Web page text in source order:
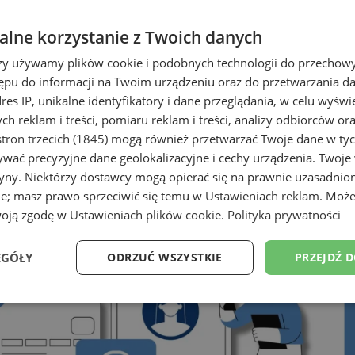
korzystanie z Twoich danych
używamy plików cookie i podobnych technologii do
do informacji na Twoim urządzeniu oraz do przetwarzania
IP, unikalne identyfikatory i dane przeglądania, w celu
reklam i treści, pomiaru reklam i treści, analizy odbiorców
trzecich (1845) mogą również przetwarzać Twoje dane w
precyzyjne dane geolokalizacyjne i cechy urządzenia.
Niektórzy dostawcy mogą opierać się na prawnie
masz prawo sprzeciwić się temu w Ustawieniach reklam.
zgodę w Ustawieniach plików cookie. Polityka prywatności
PRZEJDŹ
ODRZUĆ WSZYSTKIE
Wydajność Targetowanie Funkcjonalność